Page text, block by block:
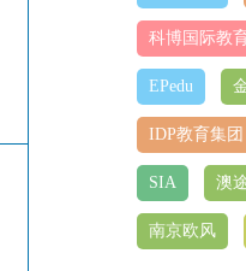
科博国际教育
EPedu
IDP教育集团
SIA 澳
南京欧风